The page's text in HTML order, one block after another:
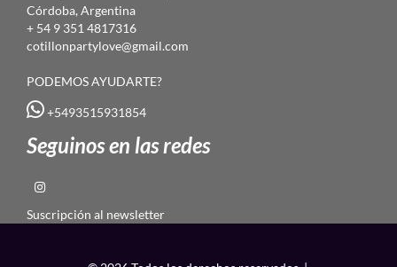
Córdoba, Argentina
+ 54 9 351 4817316
cotillonpartylove@gmail.com
PODEMOS AYUDARTE?
+5493515931854
Seguinos en las redes
Suscripción al newsletter